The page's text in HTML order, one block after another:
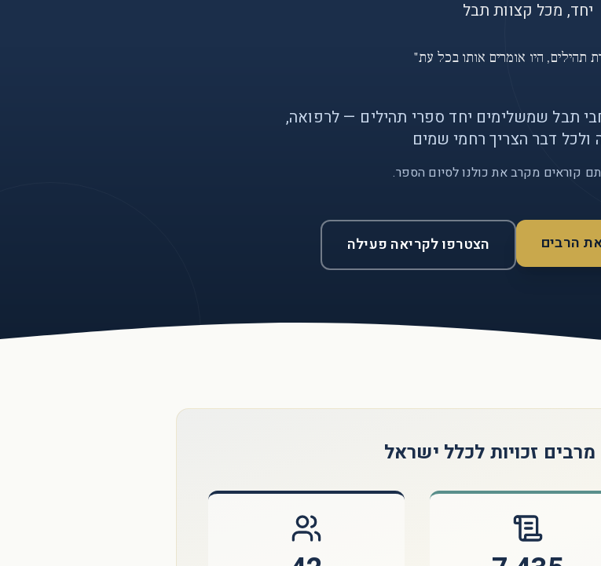
יחד, מכל קצוות תבל
תהילים, היו אומרים אותו בכל עת"
תבל שמשלימים יחד ספרי תהילים — לרפואה,
ולכל דבר הצריך רחמי שמים
קוראים מקרב את כולנו לסיום הספר.
הרבים הצטרפו לקריאה פעילה
מרבים זכויות לכלל ישראל